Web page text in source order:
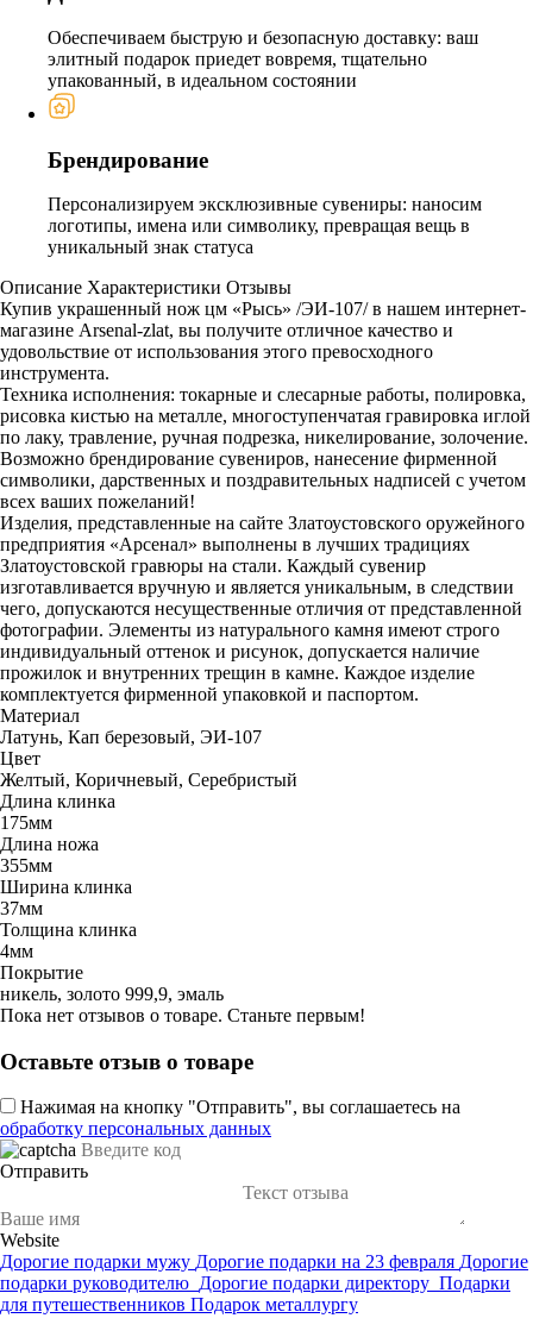
Обеспечиваем быструю и безопасную доставку: ваш
элитный подарок приедет вовремя, тщательно
упакованный, в идеальном состоянии
Брендирование
Персонализируем эксклюзивные сувениры: наносим
логотипы, имена или символику, превращая вещь в
уникальный знак статуса
Описание Характеристики Отзывы
Купив украшенный нож цм «Рысь» /ЭИ-107/ в нашем интернет-
магазине Arsenal-zlat, вы получите отличное качество и
удовольствие от использования этого превосходного
инструмента.
Техника исполнения: токарные и слесарные работы, полировка,
рисовка кистью на металле, многоступенчатая гравировка иглой
по лаку, травление, ручная подрезка, никелирование, золочение.
Возможно брендирование сувениров, нанесение фирменной
символики, дарственных и поздравительных надписей с учетом
всех ваших пожеланий!
Изделия, представленные на сайте Златоустовского оружейного
предприятия «Арсенал» выполнены в лучших традициях
Златоустовской гравюры на стали. Каждый сувенир
изготавливается вручную и является уникальным, в следствии
чего, допускаются несущественные отличия от представленной
фотографии. Элементы из натурального камня имеют строго
индивидуальный оттенок и рисунок, допускается наличие
прожилок и внутренних трещин в камне. Каждое изделие
комплектуется фирменной упаковкой и паспортом.
Материал
Латунь, Кап березовый, ЭИ-107
Цвет
Желтый, Коричневый, Серебристый
Длина клинка
175мм
Длина ножа
355мм
Ширина клинка
37мм
Толщина клинка
4мм
Покрытие
никель, золото 999,9, эмаль
Пока нет отзывов о товаре. Станьте первым!
Оставьте отзыв о товаре
Нажимая на кнопку "Отправить", вы соглашаетесь на
обработку персональных данных
Отправить
Website
Дорогие подарки мужу Дорогие подарки на 23 февраля Дорогие
подарки руководителю Дорогие подарки директору Подарки
для путешественников Подарок металлургу